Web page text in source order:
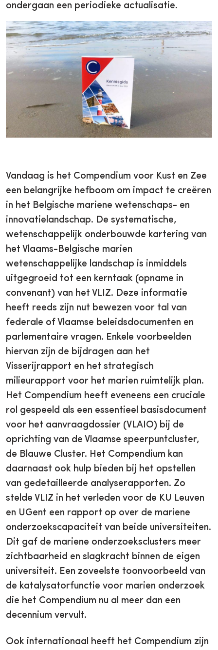
ondergaan een periodieke actualisatie.
Vandaag is het Compendium voor Kust en Zee
een belangrijke hefboom om impact te creëren
in het Belgische mariene wetenschaps- en
innovatielandschap. De systematische,
wetenschappelijk onderbouwde kartering van
het Vlaams-Belgische marien
wetenschappelijke landschap is inmiddels
uitgegroeid tot een kerntaak (opname in
convenant) van het VLIZ. Deze informatie
heeft reeds zijn nut bewezen voor tal van
federale of Vlaamse beleidsdocumenten en
parlementaire vragen. Enkele voorbeelden
hiervan zijn de bijdragen aan het
Visserijrapport en het strategisch
milieurapport voor het marien ruimtelijk plan.
Het Compendium heeft eveneens een cruciale
rol gespeeld als een essentieel basisdocument
voor het aanvraagdossier (VLAIO) bij de
oprichting van de Vlaamse speerpuntcluster,
de Blauwe Cluster. Het Compendium kan
daarnaast ook hulp bieden bij het opstellen
van gedetailleerde analyserapporten. Zo
stelde VLIZ in het verleden voor de KU Leuven
en UGent een rapport op over de mariene
onderzoekscapaciteit van beide universiteiten.
Dit gaf de mariene onderzoeksclusters meer
zichtbaarheid en slagkracht binnen de eigen
universiteit. Een zoveelste toonvoorbeeld van
de katalysatorfunctie voor marien onderzoek
die het Compendium nu al meer dan een
decennium vervult.
Ook internationaal heeft het Compendium zijn